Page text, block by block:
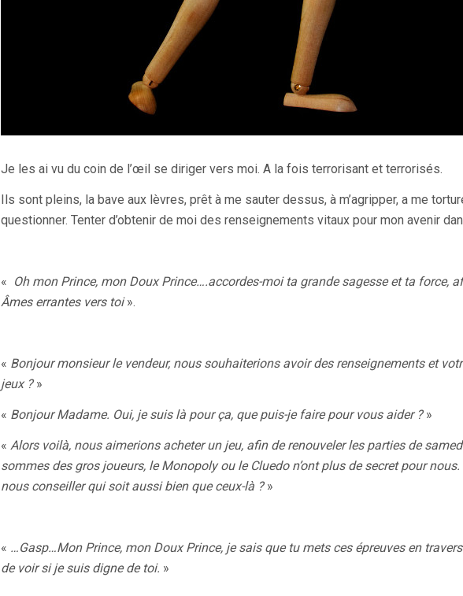
Je les ai vu du coin de l’œil se diriger vers moi. A la fois terrorisant et terrorisés.
Ils sont pleins, la bave aux lèvres, prêt à me sauter dessus, à m’agripper, a me
questionner. Tenter d’obtenir de moi des renseignements vitaux pour mon avenir
« Oh mon Prince, mon Doux Prince….accordes-moi ta grande sagesse et ta force,
Âmes errantes vers toi».
« Bonjour monsieur le vendeur, nous souhaiterions avoir des renseignements et
jeux ?»
« Bonjour Madame. Oui, je suis là pour ça, que puis-je faire pour vous aider ?»
« Alors voilà, nous aimerions acheter un jeu, afin de renouveler les parties de
sommes des gros joueurs, le Monopoly ou le Cluedo n’ont plus de secret pour nous.
nous conseiller qui soit aussi bien que ceux-là ?»
« …Gasp…Mon Prince, mon Doux Prince, je sais que tu mets ces épreuves en
de voir si je suis digne de toi. »